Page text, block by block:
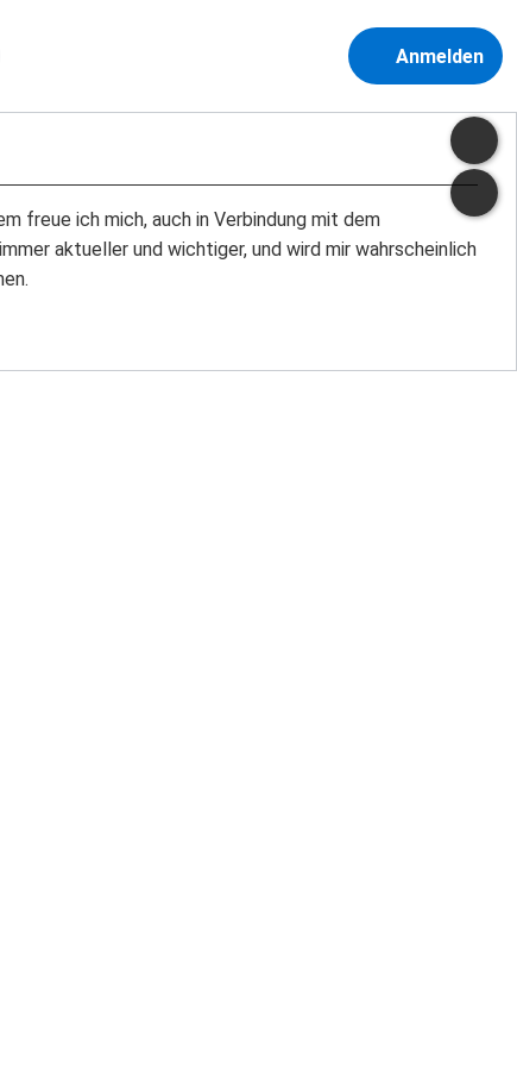
Anmelden
freue ich mich, auch in Verbindung mit dem
aktueller und wichtiger, und wird mir wahrscheinlich